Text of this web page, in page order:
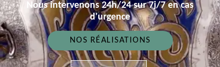
Nous intervenons 24h/24 sur 7j/7 en cas
d'urgence
NOS RÉALISATIONS